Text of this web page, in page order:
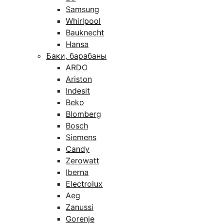
Samsung
Whirlpool
Bauknecht
Hansa
Баки, барабаны
ARDO
Ariston
Indesit
Beko
Blomberg
Bosch
Siemens
Candy
Zerowatt
Iberna
Electrolux
Aeg
Zanussi
Gorenje